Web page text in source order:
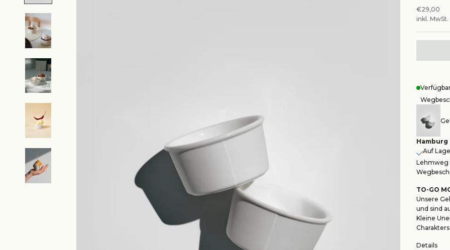
Angebot
€29,00
inkl. MwSt.
Hamburg
Auf
Lehmweg
TO-GO
Unsere
und sind
Kleine
Details